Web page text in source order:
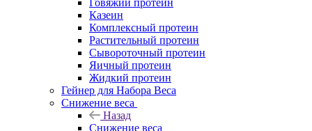
Говяжий протеин
Казеин
Комплексный протеин
Растительный протеин
Сывороточный протеин
Яичный протеин
Жидкий протеин
Гейнер для Набора Веса
Снижение веса
Назад
Снижение веса